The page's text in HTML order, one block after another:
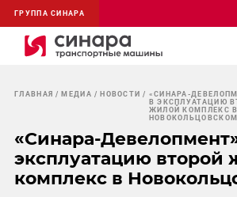
ГРУППА СИНАРА
ГЛАВНАЯ МЕДИА НОВОСТИ
«СИНАРА-
В ЭКСПЛУАТАЦИЮ
ЖИЛОЙ КОМПЛЕКС В
НОВОКОЛЬЦОВСКОМ
«Синара-
эксплуатацию второй
комплекс в